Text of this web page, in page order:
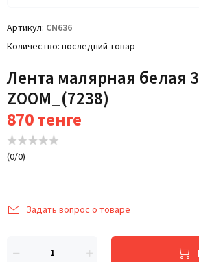
Артикул CN636
Количество последний товар
Лента малярная белая
ZOOM_(7238)
870тенге
(0/0)
Задать вопрос о товаре